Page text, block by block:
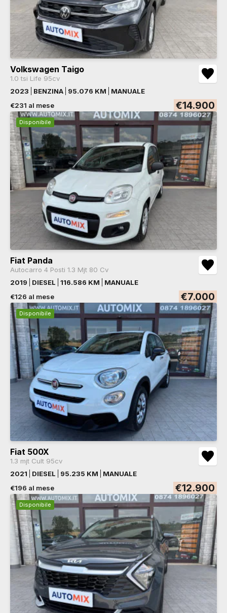
Volkswagen Taigo
1.0 tsi Life 95cv
2023
BENZINA 95.076 KM
MANUALE
€231 al mese
€14.900
Disponibile
Fiat Panda
Autocarro 4 Posti 1.3 Mjt 80 Cv
2019
DIESEL 116.586 KM
MANUALE
€126 al mese
€7.000
Disponibile
Fiat 500X
1.3 mjt Cult 95cv
2021
DIESEL 95.235 KM
MANUALE
€196 al mese
€12.900
Disponibile